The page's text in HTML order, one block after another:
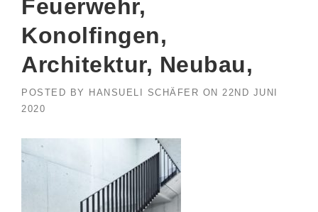
Feuerwehr,
Konolfingen,
Architektur, Neubau,
POSTED BY HANSUELI SCHÄFER ON 22ND JUNI
2020